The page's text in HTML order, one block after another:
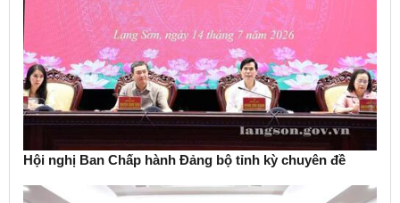
Hội nghị Ban Chấp hành Đảng bộ tỉnh kỳ chuyên đề